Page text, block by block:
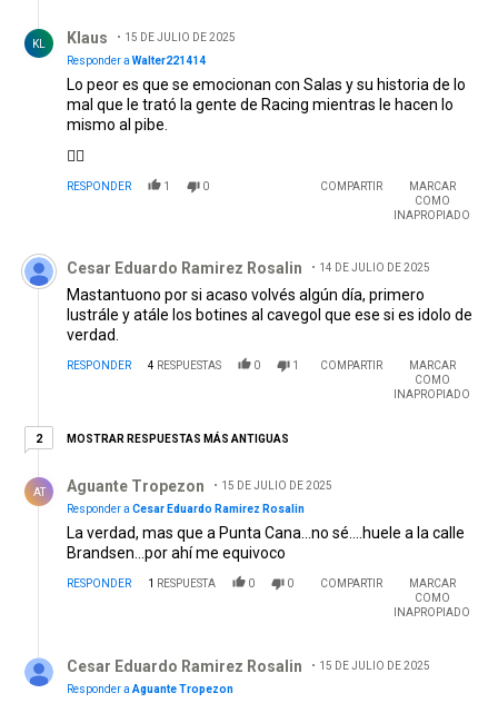
KL Klaus
15 DE JULIO DE 2025
Responder a Walter221414
Lo peor es que se emocionan con Salas y su historia de lo
mal que le trató la gente de Racing mientras le hacen lo
mismo al pibe.
🤦‍♂️
RESPONDER 1 0 COMPARTIR
MARCAR
COMO
INAPROPIADO
Comentario de Cesar Eduardo Ramirez Rosalin.
Cesar Eduardo Ramirez Rosalin 14 DE JULIO DE 2025
Mastantuono por si acaso volvés algún día, primero
lustrále y atále los botines al cavegol que ese si es idolo de
verdad.
RESPONDER 4 RESPUESTAS 0 1 COMPARTIR
MARCAR
COMO
INAPROPIADO
22 respuestas más antiguas
MOSTRAR RESPUESTAS MÁS ANTIGUAS
AT Aguante Tropezon
15 DE JULIO DE 2025
Responder a Cesar Eduardo Ramirez Rosalin
La verdad, mas que a Punta Cana...no sé....huele a la calle
Brandsen...por ahí me equivoco
RESPONDER 1 RESPUESTA 0 0 COMPARTIR
MARCAR
COMO
INAPROPIADO
Cesar Eduardo Ramirez Rosalin
15 DE JULIO DE 2025
Responder aAguante Tropezon